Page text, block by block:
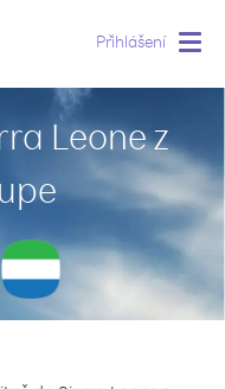
Přihlášení
Leone z